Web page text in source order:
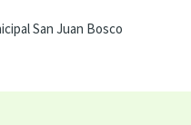
San Juan Bosco